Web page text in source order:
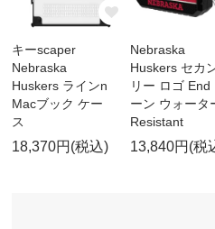
キーscaper
Nebraska
Huskers ラインn
Macブック ケー
ス
18,370円(税込)
Nebraska
Huskers セカ
リー ロゴ End
ーン ウォータ
Resistant
13,840円(税